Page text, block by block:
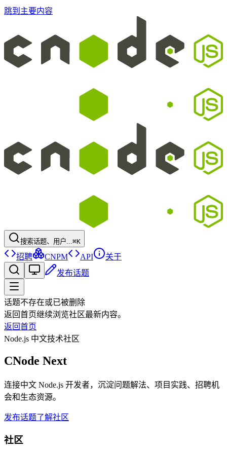
跳到主要内容
搜索话题、用户...⌘K
招聘 CNPM API
关于
发布话题
话题不存在或已被删除
返回首页继续浏览社区最新内容。
返回首页
Node.js 中文技术社区
CNode Next
连接中文 Node.js 开发者，沉淀问题解法、项目实践、招聘机
会和生态资源。
发布话题了解社区
社区